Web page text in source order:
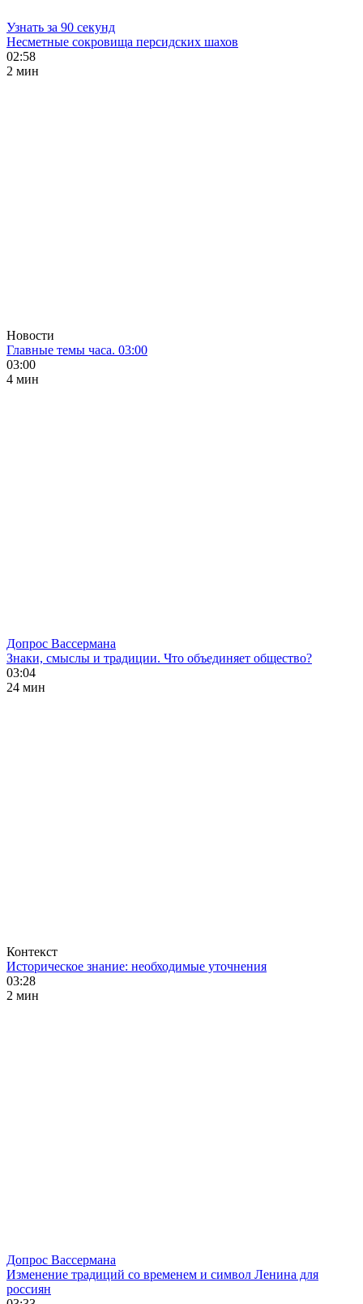
Узнать за 90 секунд
Несметные сокровища персидских шахов
02:58
2 мин
Новости
Главные темы часа. 03:00
03:00
4 мин
Допрос Вассермана
Знаки, смыслы и традиции. Что объединяет общество?
03:04
24 мин
Контекст
Историческое знание: необходимые уточнения
03:28
2 мин
Допрос Вассермана
Изменение традиций со временем и символ Ленина для
россиян